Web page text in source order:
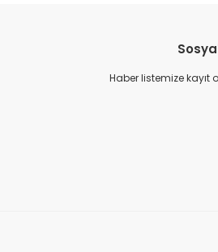
Haber listemize